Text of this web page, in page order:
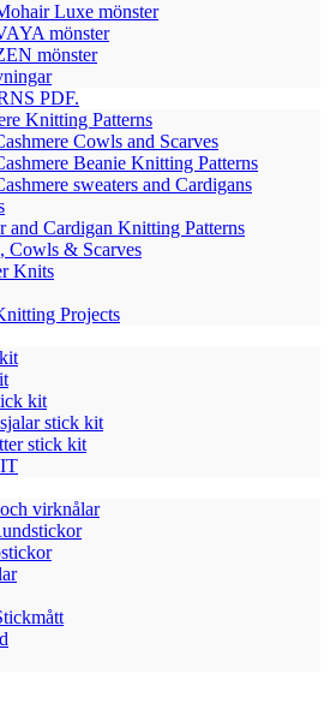
Luxe mönster
mönster
mönster
PDF.
Knitting Patterns
Cowls and Scarves
Beanie Knitting Patterns
sweaters and Cardigans
and Cardigan Knitting Patterns
Cowls & Scarves
Knits
Projects
kit
stick kit
stick kit
virknålar